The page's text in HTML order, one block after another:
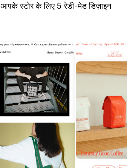
स्टोर के लिए 5 रेडी-मेड डिज़ाइन